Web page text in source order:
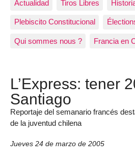
Actualidad Tiros Libres
Plebiscito Constitucional
Qui sommes nous ? Francia en
L’Express: tener
Santiago
Reportaje del semanario francés
de la juventud chilena
Jueves 24 de marzo de 2005